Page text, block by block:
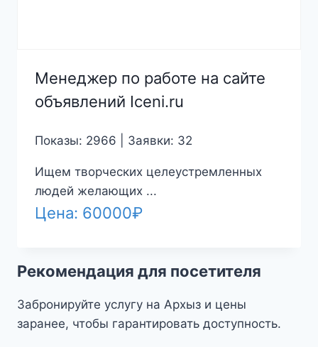
Менеджер по работе на сайте
объявлений Iceni.ru
Показы: 2966 | Заявки: 32
Ищем творческих целеустремленных
людей желающих ...
Цена: 60000₽
Рекомендация для посетителя
Забронируйте услугу на Архыз и цены
заранее, чтобы гарантировать доступность.